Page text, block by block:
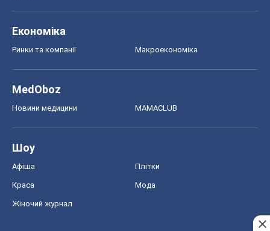
Економіка
Ринки та компанії Макроекономіка
MedOboz
Новини медицини MAMACLUB
Шоу
Афіша Плітки
Краса Мода
Жіночий журнал